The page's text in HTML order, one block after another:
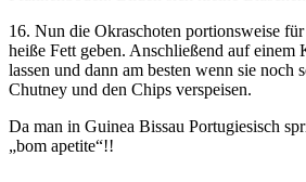
16. Nun die Okraschoten portionsweise
heiße Fett geben. Anschließend auf einem
lassen und dann am besten wenn sie noch
Chutney und den Chips verspeisen.
Da man in Guinea Bissau Portugiesisch
„bom apetite“!!